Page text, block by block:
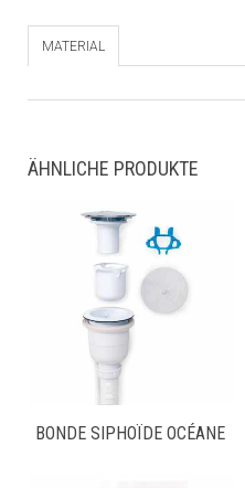
MATERIAL
ÄHNLICHE PRODUKTE
BONDE SIPHOÏDE OCÉANE